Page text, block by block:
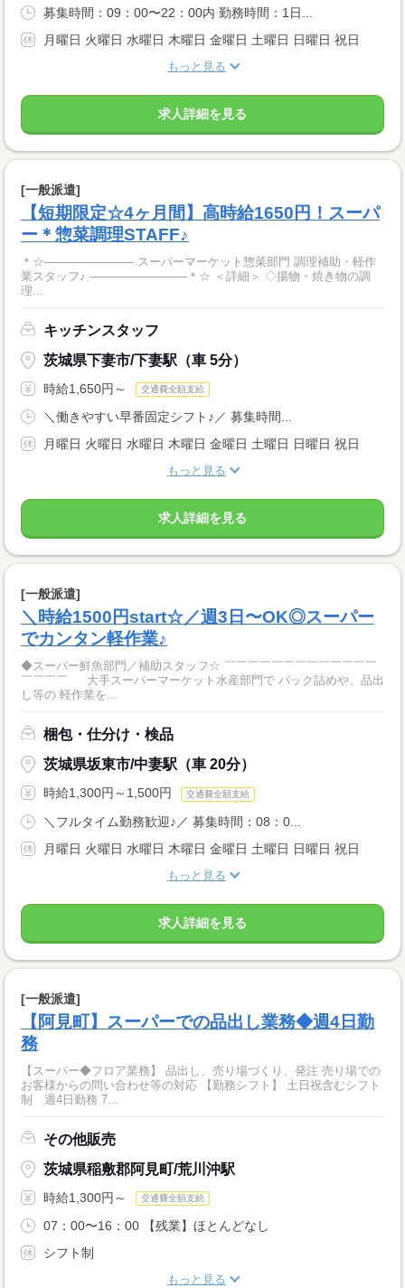
募集時間：09：00〜22：00内 勤務時間：1日...
月曜日 火曜日 水曜日 木曜日 金曜日 土曜日 日曜日 祝日
もっと見る
求人詳細を見る
[一般派遣]
【短期限定☆4ヶ月間】高時給1650円！スーパ
ー＊惣菜調理STAFF♪
＊☆─────────── スーパーマーケット惣菜部門 調理補助・軽作
業スタッフ♪ ────────────＊☆ ＜詳細＞ ◇揚物・焼き物の調
理...
キッチンスタッフ
茨城県下妻市/下妻駅（車 5分）
時給1,650円～ 交通費全額支給
＼働きやすい早番固定シフト♪／ 募集時間...
月曜日 火曜日 水曜日 木曜日 金曜日 土曜日 日曜日 祝日
もっと見る
求人詳細を見る
[一般派遣]
＼時給1500円start☆／週3日〜OK◎スーパー
でカンタン軽作業♪
◆スーパー鮮魚部門／補助スタッフ☆ ￣￣￣￣￣￣￣￣￣￣￣￣￣
￣￣￣￣ 大手スーパーマーケット水産部門で パック詰めや、品出
し等の 軽作業を...
梱包・仕分け・検品
茨城県坂東市/中妻駅（車 20分）
時給1,300円～1,500円 交通費全額支給
＼フルタイム勤務歓迎♪／ 募集時間：08：0...
月曜日 火曜日 水曜日 木曜日 金曜日 土曜日 日曜日 祝日
もっと見る
求人詳細を見る
[一般派遣]
【阿見町】スーパーでの品出し業務◆週4日勤
務
【スーパー◆フロア業務】 品出し、売り場づくり、発注 売り場での
お客様からの問い合わせ等の対応 【勤務シフト】 土日祝含むシフト
制 週4日勤務 7...
その他販売
茨城県稲敷郡阿見町/荒川沖駅
時給1,300円～ 交通費全額支給
07：00〜16：00 【残業】ほとんどなし
シフト制
もっと見る